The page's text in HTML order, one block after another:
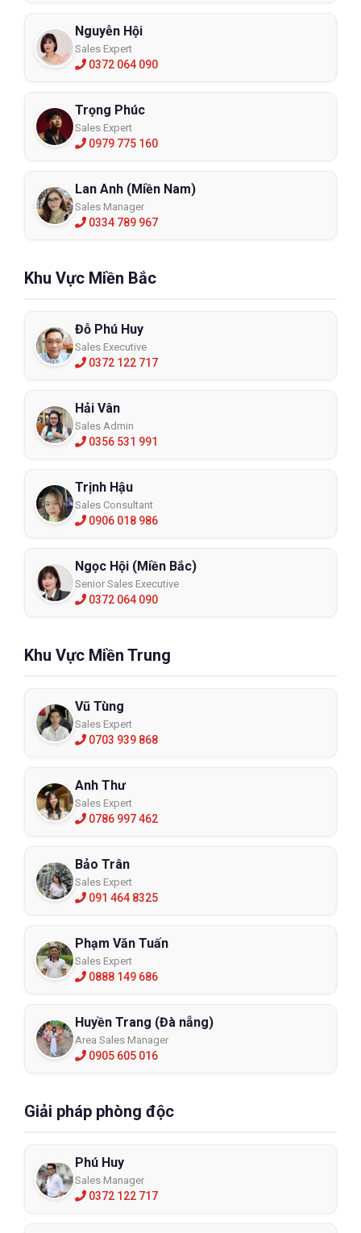
Nguyễn Hội
Sales Expert
0372 064 090
Trọng Phúc
Sales Expert
0979 775 160
Lan Anh (Miền Nam)
Sales Manager
0334 789 967
Khu Vực Miền Bắc
Đỗ Phú Huy
Sales Executive
0372 122 717
Hải Vân
Sales Admin
0356 531 991
Trịnh Hậu
Sales Consultant
0906 018 986
Ngọc Hội (Miền Bắc)
Senior Sales Executive
0372 064 090
Khu Vực Miền Trung
Vũ Tùng
Sales Expert
0703 939 868
Anh Thư
Sales Expert
0786 997 462
Bảo Trân
Sales Expert
091 464 8325
Phạm Văn Tuấn
Sales Expert
0888 149 686
Huyền Trang (Đà nẵng)
Area Sales Manager
0905 605 016
Giải pháp phòng độc
Phú Huy
Sales Manager
0372 122 717